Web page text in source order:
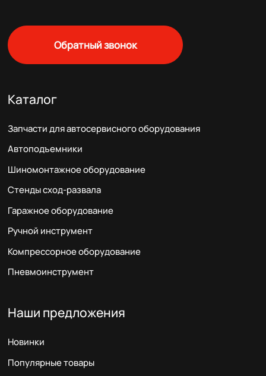
Обратный звонок
Каталог
Запчасти для автосервисного оборудования
Автоподъемники
Шиномонтажное оборудование
Стенды сход-развала
Гаражное оборудование
Ручной инструмент
Компрессорное оборудование
Пневмоинструмент
Наши предложения
Новинки
Популярные товары